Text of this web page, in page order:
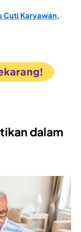
Cuti Karyawan,
dalam